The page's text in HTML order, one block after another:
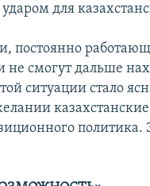
для
постоянно
смогут дальше
ситуации стало
политика.